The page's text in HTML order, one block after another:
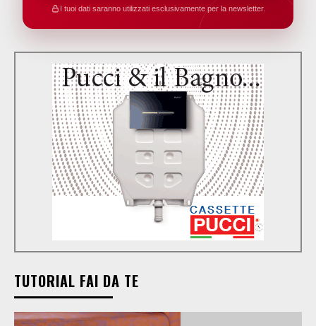
I tuoi dati saranno utilizzati esclusivamente per la newsletter.
TUTORIAL FAI DA TE